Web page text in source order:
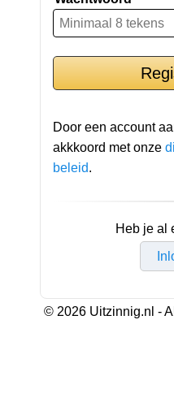
Door een account
akkkoord met onze
beleid.
Heb je al
© 2026 Uitzinnig.nl -